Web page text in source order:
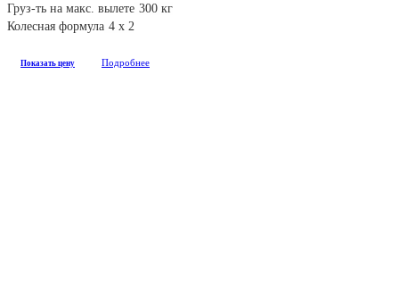
Груз-ть на макс. вылете 300 кг
Колесная формула 4 х 2
Показать цену Подробнее